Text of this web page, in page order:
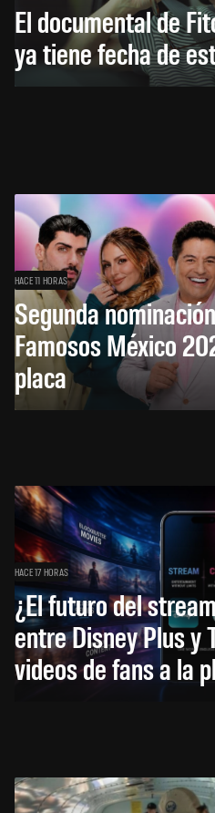
El documental de
ya tiene fecha de
HACE 11 HORAS
Segunda
Famosos México
placa
HACE 17 HORAS
¿El futuro del
entre Disney Plus y
videos de fans a la